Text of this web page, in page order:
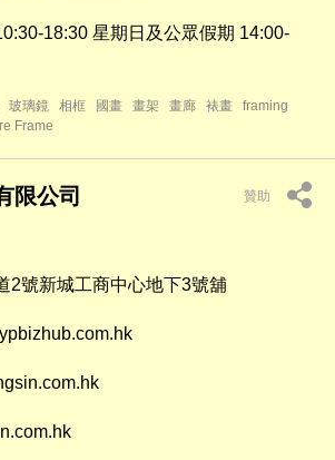
18:30 星期日及公眾假期 14:00-
玻璃鏡 相框 國畫 畫架 畫廊 裱畫
framing
Frame
限公司 贊助
2號新城工商中心地下3號舖